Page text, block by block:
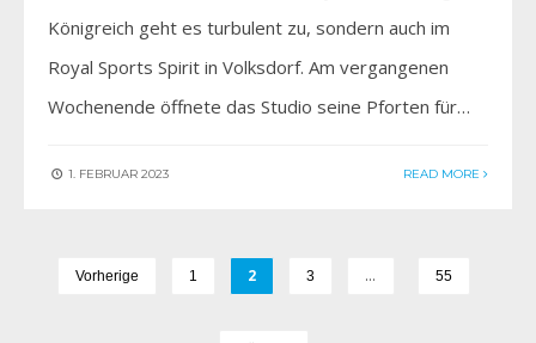
Königreich geht es turbulent zu, sondern auch im
Royal Sports Spirit in Volksdorf. Am vergangenen
Wochenende öffnete das Studio seine Pforten für…
1. FEBRUAR 2023 READ MORE
Vorherige 1 2 3 … 55